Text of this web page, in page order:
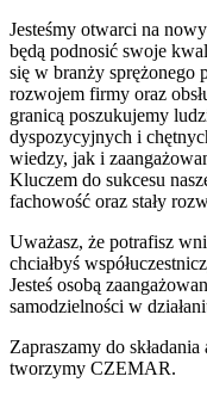
Jesteśmy otwarci na
będą podnosić swoje
się w branży
rozwojem firmy oraz
granicą poszukujemy
dyspozycyjnych i
wiedzy, jak i
Kluczem do sukcesu
fachowość oraz stały
Uważasz, że potrafisz
chciałbyś
Jesteś osobą
samodzielności w
Zapraszamy do
tworzymy CZEMAR.